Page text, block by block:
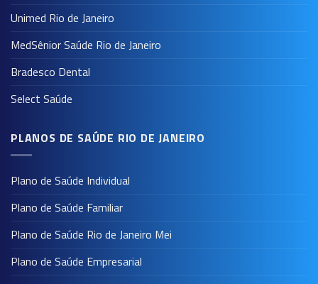
Unimed Rio de Janeiro
MedSênior Saúde Rio de Janeiro
Bradesco Dental
Select Saúde
PLANOS DE SAÚDE RIO DE JANEIRO
Plano de Saúde Individual
Plano de Saúde Familiar
Plano de Saúde Rio de Janeiro Mei
Plano de Saúde Empresarial